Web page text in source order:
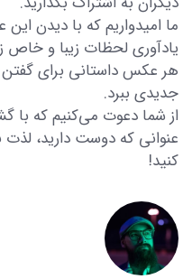
ما امیدواریم که با دیدن
یادآوری لحظات زیبا و خاص
هر عکس داستانی برای گفتن
جدیدی ببرد.
از شما دعوت می‌کنیم که با
عنوانی که دوست دارید، لذت
کنید!